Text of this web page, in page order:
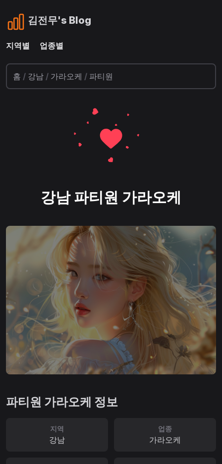
김전무's Blog
지역별 업종별
홈 / 강남 / 가라오케 / 파티원
강남 파티원 가라오케
파티원 가라오케 정보
지역
강남
업종
가라오케